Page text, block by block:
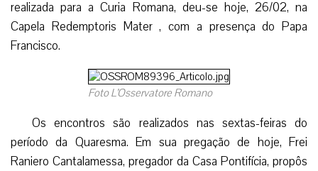
realizada para a Curia Romana, deu-se hoje, 26/02, na
Capela Redemptoris Mater , com a presença do Papa
Francisco.
Foto L’Osservatore Romano
Os encontros são realizados nas sextas-feiras do
período da Quaresma. Em sua pregação de hoje, Frei
Raniero Cantalamessa, pregador da Casa Pontifícia, propôs